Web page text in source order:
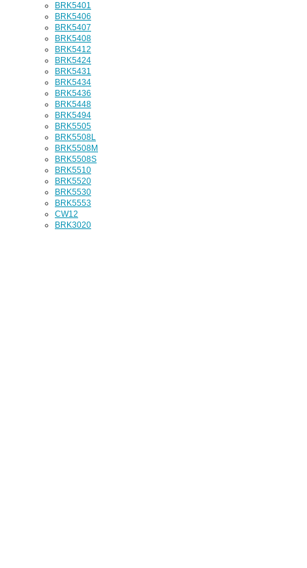
BRK5401
BRK5406
BRK5407
BRK5408
BRK5412
BRK5424
BRK5431
BRK5434
BRK5436
BRK5448
BRK5494
BRK5505
BRK5508L
BRK5508M
BRK5508S
BRK5510
BRK5520
BRK5530
BRK5553
CW12
BRK3020